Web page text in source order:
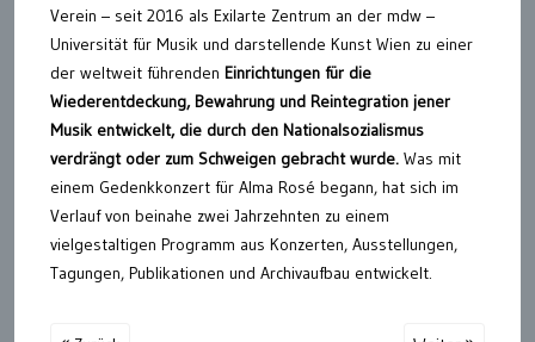
Verein – seit 2016 als Exilarte Zentrum an der mdw –
Universität für Musik und darstellende Kunst Wien zu einer
der weltweit führenden Einrichtungen für die
Wiederentdeckung, Bewahrung und Reintegration jener
Musik entwickelt, die durch den Nationalsozialismus
verdrängt oder zum Schweigen gebracht wurde. Was mit
einem Gedenkkonzert für Alma Rosé begann, hat sich im
Verlauf von beinahe zwei Jahrzehnten zu einem
vielgestaltigen Programm aus Konzerten, Ausstellungen,
Tagungen, Publikationen und Archivaufbau entwickelt.